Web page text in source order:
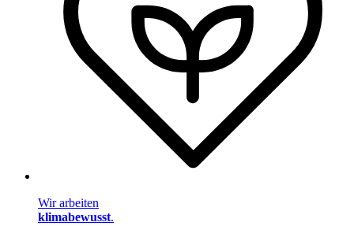
Wir arbeiten
klimabewusst.